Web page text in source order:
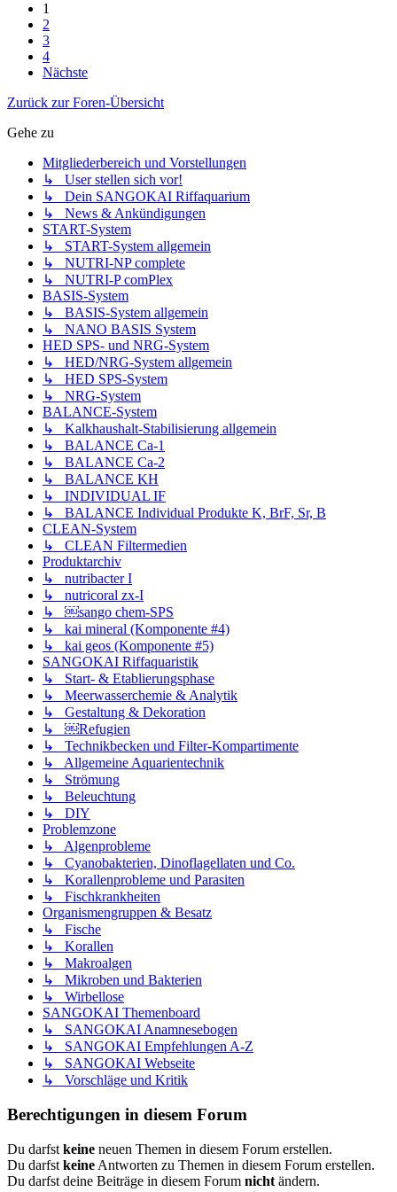
1
2
3
4
Nächste
Zurück zur Foren-Übersicht
Gehe zu
Mitgliederbereich und Vorstellungen
↳ User stellen sich vor!
↳ Dein SANGOKAI Riffaquarium
↳ News & Ankündigungen
START-System
↳ START-System allgemein
↳ NUTRI-NP complete
↳ NUTRI-P comPlex
BASIS-System
↳ BASIS-System allgemein
↳ NANO BASIS System
HED SPS- und NRG-System
↳ HED/NRG-System allgemein
↳ HED SPS-System
↳ NRG-System
BALANCE-System
↳ Kalkhaushalt-Stabilisierung allgemein
↳ BALANCE Ca-1
↳ BALANCE Ca-2
↳ BALANCE KH
↳ INDIVIDUAL IF
↳ BALANCE Individual Produkte K, BrF, Sr, B
CLEAN-System
↳ CLEAN Filtermedien
Produktarchiv
↳ nutribacter I
↳ nutricoral zx-I
↳ ￼sango chem-SPS
↳ kai mineral (Komponente #4)
↳ kai geos (Komponente #5)
SANGOKAI Riffaquaristik
↳ Start- & Etablierungsphase
↳ Meerwasserchemie & Analytik
↳ Gestaltung & Dekoration
↳ ￼Refugien
↳ Technikbecken und Filter-Kompartimente
↳ Allgemeine Aquarientechnik
↳ Strömung
↳ Beleuchtung
↳ DIY
Problemzone
↳ Algenprobleme
↳ Cyanobakterien, Dinoflagellaten und Co.
↳ Korallenprobleme und Parasiten
↳ Fischkrankheiten
Organismengruppen & Besatz
↳ Fische
↳ Korallen
↳ Makroalgen
↳ Mikroben und Bakterien
↳ Wirbellose
SANGOKAI Themenboard
↳ SANGOKAI Anamnesebogen
↳ SANGOKAI Empfehlungen A-Z
↳ SANGOKAI Webseite
↳ Vorschläge und Kritik
Berechtigungen in diesem Forum
Du darfst keine neuen Themen in diesem Forum erstellen.
Du darfst keine Antworten zu Themen in diesem Forum erstellen.
Du darfst deine Beiträge in diesem Forum nicht ändern.